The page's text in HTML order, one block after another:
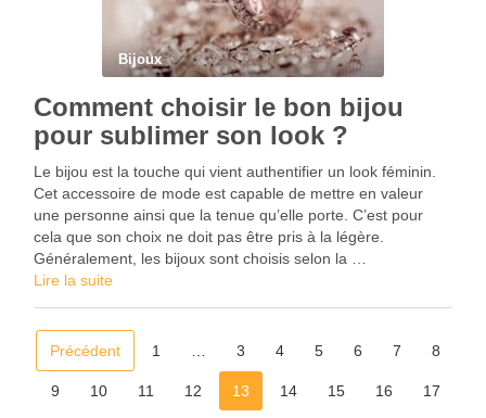
Bijoux
Comment choisir le bon bijou
pour sublimer son look ?
Le bijou est la touche qui vient authentifier un look féminin.
Cet accessoire de mode est capable de mettre en valeur
une personne ainsi que la tenue qu’elle porte. C’est pour
cela que son choix ne doit pas être pris à la légère.
Généralement, les bijoux sont choisis selon la …
Lire la suite
Précédent 1 3 4 5 6 7 8
9 10 11 12 13 14 15 16 17